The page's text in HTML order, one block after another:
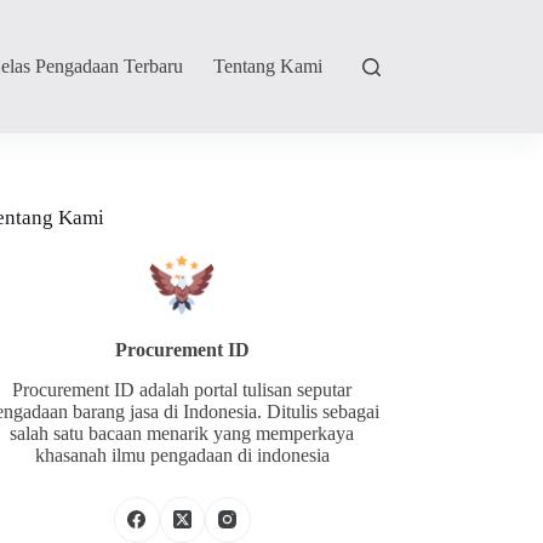
Pengadaan Terbaru Tentang Kami
Kami
Procurement ID
Procurement ID adalah portal tulisan seputar
barang jasa di Indonesia. Ditulis sebagai
salah satu bacaan menarik yang memperkaya
khasanah ilmu pengadaan di indonesia